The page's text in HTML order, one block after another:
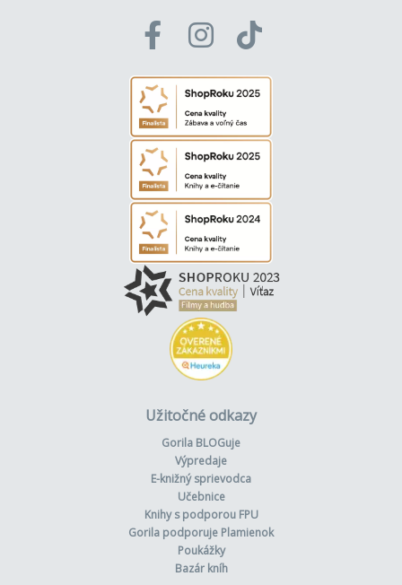
Užitočné odkazy
Gorila BLOGuje
Výpredaje
E-knižný sprievodca
Učebnice
Knihy s podporou FPU
Gorila podporuje Plamienok
Poukážky
Bazár kníh